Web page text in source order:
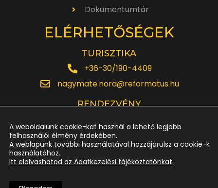
Dokumentumtár
ELÉRHETŐSÉGEK
TURISZTIKA
+36-30/190-4409
nagymate.nora@reformatus.hu
RENDEZVÉNY
rendezveny.nagytemplom@reformatus.hu
+36-52/614-185
A weboldalunk cookie-kat használ a lehető legjobb
felhasználói élmény érdekében.
A weblapunk további használatával hozzájárulsz a cookie-k
használatához.
Itt elolvashatod az Adatkezelési tájékoztatónkat.